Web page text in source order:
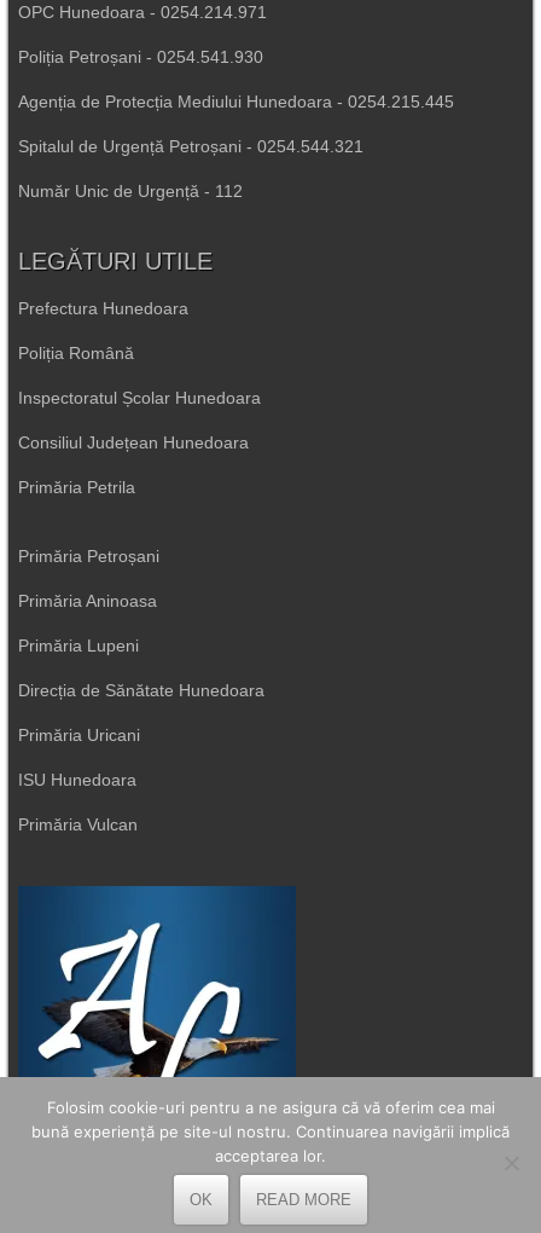
OPC Hunedoara - 0254.214.971
Poliția Petroșani - 0254.541.930
Agenția de Protecția Mediului Hunedoara - 0254.215.445
Spitalul de Urgență Petroșani - 0254.544.321
Număr Unic de Urgență - 112
LEGĂTURI UTILE
Prefectura Hunedoara
Poliția Română
Inspectoratul Școlar Hunedoara
Consiliul Județean Hunedoara
Primăria Petrila
Primăria Petroșani
Primăria Aninoasa
Primăria Lupeni
Direcția de Sănătate Hunedoara
Primăria Uricani
ISU Hunedoara
Primăria Vulcan
© 2024: Avantul Liber, All Rights Reserved
Folosim cookie-uri pentru a ne asigura că vă oferim cea mai
bună experiență pe site-ul nostru. Continuarea navigării implică
acceptarea lor.
OK READ MORE